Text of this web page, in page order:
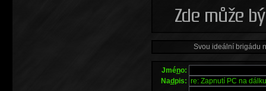
Svou ideální brigádu
Jméno:
Nadpis: